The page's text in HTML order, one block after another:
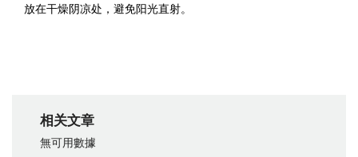
放在干燥阴凉处，避免阳光直射。
相关文章
無可用數據